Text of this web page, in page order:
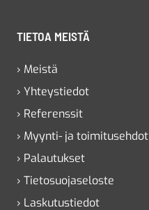
TIETOA MEISTÄ
› Meistä
› Yhteystiedot
› Referenssit
› Myynti- ja toimitusehdot
› Palautukset
› Tietosuojaseloste
› Laskutustiedot